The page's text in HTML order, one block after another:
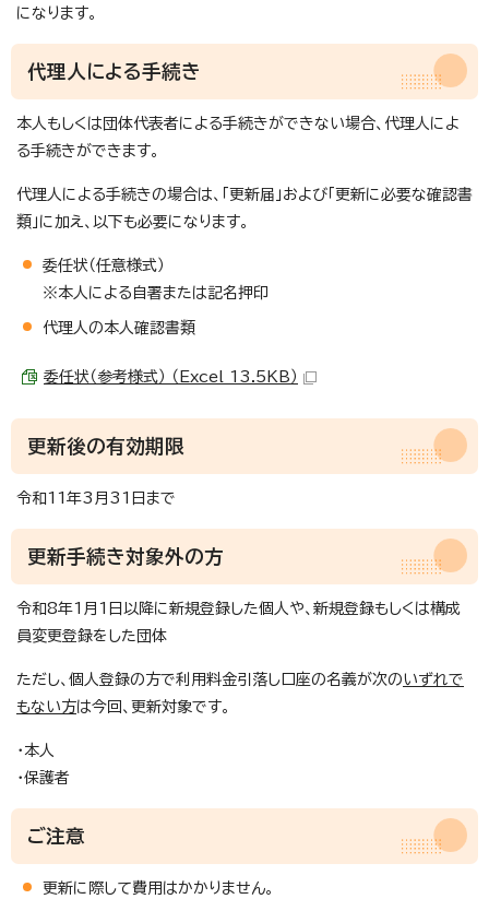
になります。
代理人による手続き
本人もしくは団体代表者による手続きができない場合、代理人によ
る手続きができます。
代理人による手続きの場合は、「更新届」および「更新に必要な確認書
類」に加え、以下も必要になります。
委任状（任意様式）
※本人による自署または記名押印
代理人の本人確認書類
委任状（参考様式） （Excel 13.5KB）
更新後の有効期限
令和11年3月31日まで
更新手続き対象外の方
令和8年1月1日以降に新規登録した個人や、新規登録もしくは構成
員変更登録をした団体
ただし、個人登録の方で利用料金引落し口座の名義が次のいずれで
もない方は今回、更新対象です。
・本人
・保護者
ご注意
更新に際して費用はかかりません。